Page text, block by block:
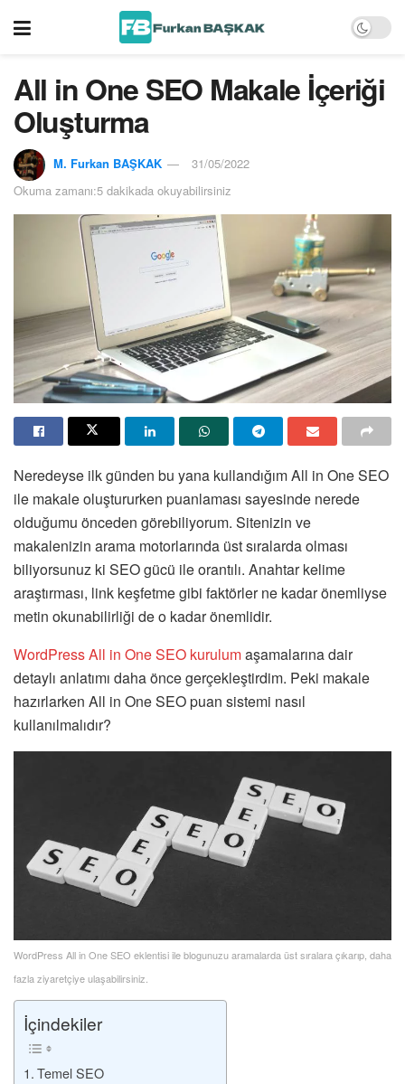
All in One SEO Makale İçeriği
Oluşturma
M. Furkan BAŞKAK
31/05/2022
Okuma zamanı:5 dakikada okuyabilirsiniz
Neredeyse ilk günden bu yana kullandığım All in One SEO
ile makale oluştururken puanlaması sayesinde nerede
olduğumu önceden görebiliyorum. Sitenizin ve
makalenizin arama motorlarında üst sıralarda olması
biliyorsunuz ki SEO gücü ile orantılı. Anahtar kelime
araştırması, link keşfetme gibi faktörler ne kadar önemliyse
metin okunabilirliği de o kadar önemlidir.
WordPress All in One SEO kurulumaşamalarına dair
detaylı anlatımı daha önce gerçekleştirdim. Peki makale
hazırlarken All in One SEO puan sistemi nasıl
kullanılmalıdır?
WordPress All in One SEO eklentisi ile blogunuzu aramalarda üst sıralara çıkarıp, daha
fazla ziyaretçiye ulaşabilirsiniz.
İçindekiler
Temel SEO